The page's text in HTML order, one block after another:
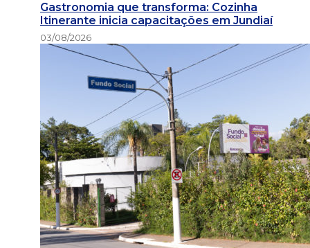
Gastronomia que transforma: Cozinha
Itinerante inicia capacitações em Jundiaí
03/08/2026